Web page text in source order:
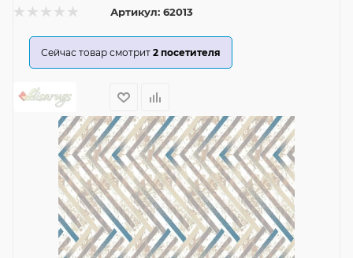
Артикул: 62013
Сейчас товар смотрит 2 посетителя